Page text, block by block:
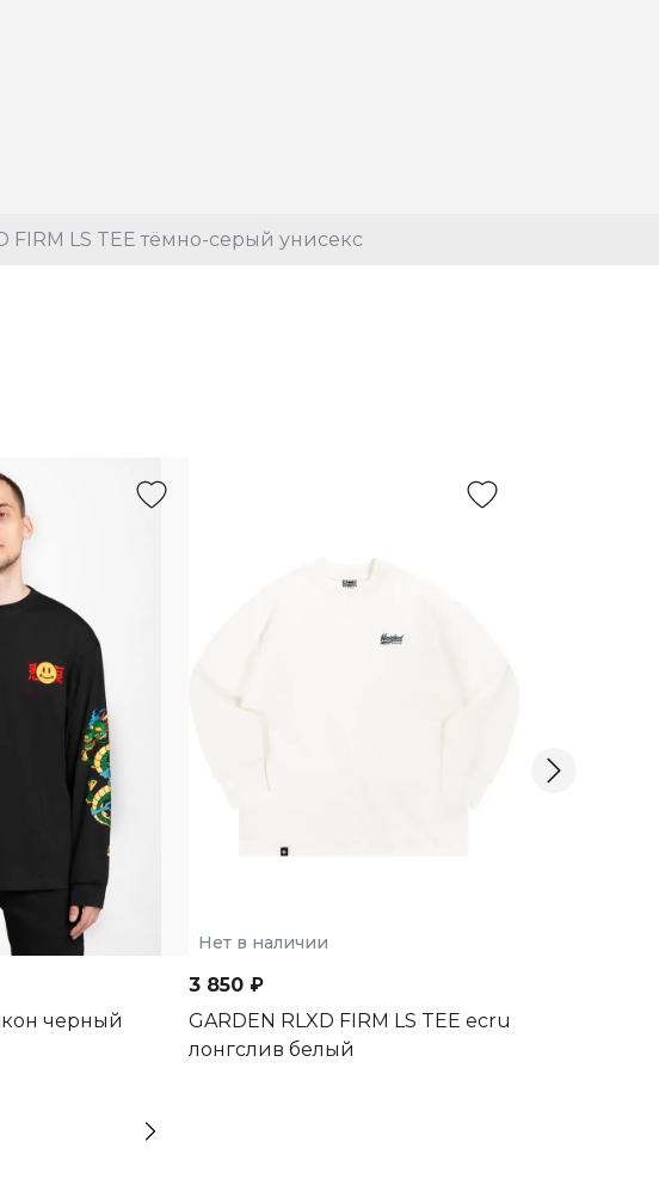
FIRM LS TEE тёмно-серый унисекс
черный
Нет в наличии
3 850 ₽
GARDEN RLXD FIRM LS TEE ecru
лонгслив белый